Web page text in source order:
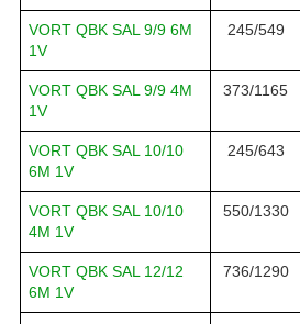
VORT QBK SAL 9/9 6M
1V
245/549
VORT QBK SAL 9/9 4M
1V
373/1165
VORT QBK SAL 10/10
6M 1V
245/643
VORT QBK SAL 10/10
4M 1V
550/1330
VORT QBK SAL 12/12
6M 1V
736/1290